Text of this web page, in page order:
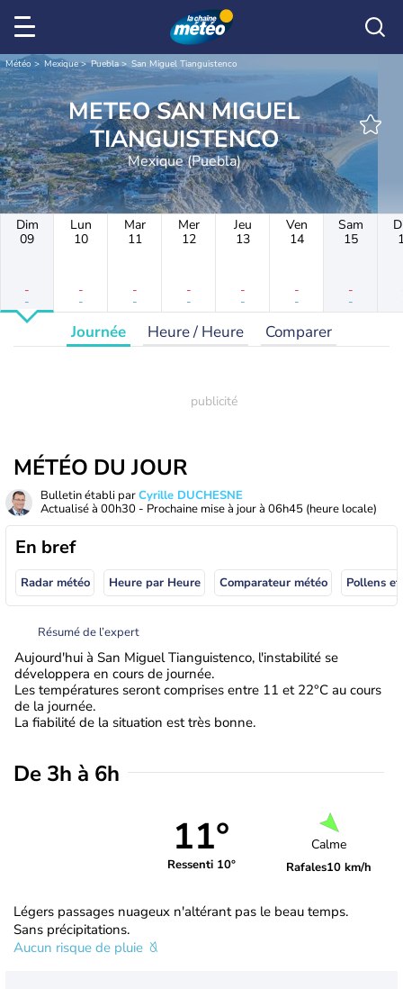
Météo Mexique Puebla San Miguel Tianguistenco
METEO SAN MIGUEL
TIANGUISTENCO
Mexique (Puebla)
Dim
09
-
-
Lun
10
-
-
Mar
11
-
-
Mer
12
-
-
Jeu
13
-
-
Ven
14
-
-
Sam
15
-
-
Journée Heure / Heure Comparer
MÉTÉO DU JOUR
Bulletin établi parCyrille DUCHESNE
Actualisé à 00h30 - Prochaine mise à jour à 06h45 (heure locale)
En bref
Radar météo Heure par Heure Comparateur météo Pollens
Résumé de l’expert
Aujourd'hui à San Miguel Tianguistenco, l'instabilité se
développera en cours de journée.
Les températures seront comprises entre 11 et 22°C au cours
de la journée.
La fiabilité de la situation est très bonne.
De 3h à 6h
11°
Ressenti 10°
Calme
Rafales10 km/h
Légers passages nuageux n'altérant pas le beau temps.
Sans précipitations.
Aucun risque de pluie